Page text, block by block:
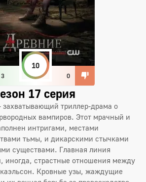
3
10
0
17 серия
захватывающий триллер-драма о
вампиров. Этот мрачный и
интригами, местами
тьмы, и дикарскими стычками
существами. Главная линия
иногда, страстные отношения между
Кровные узы, жаждущие